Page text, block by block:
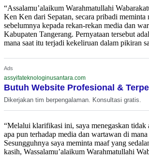
“Assalamu’alaikum Warahmatullahi
Ken Ken dari Sepatan, secara pribadi meminta
sebelumnya kepada rekan-rekan media dan
Kabupaten Tangerang. Pernyataan tersebut
mana saat itu terjadi kekeliruan dalam pikiran
Ads
assyifateknologinusantara.com
Butuh Website Profesional &
Dikerjakan tim berpengalaman. Konsultasi gratis.
“Melalui klarifikasi ini, saya menegaskan tidak
apa pun terhadap media dan wartawan di mana
Sesungguhnya saya meminta maaf yang
kasih, Wassalamu’alaikum Warahmatullahi